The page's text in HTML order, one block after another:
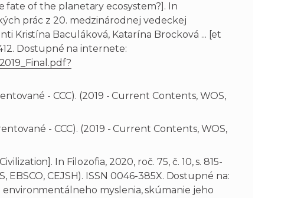
fate of the planetary ecosystem?]. In
prác z 20. medzinárodnej vedeckej
Kristína Baculáková, Katarína Brocková ... [et
Dostupné na internete:
- CCC). (2019 - Current Contents, WOS,
- CCC). (2019 - Current Contents, WOS,
In Filozofia, 2020, roč. 75, č. 10, s. 815-
EBSCO, CEJSH). ISSN 0046-385X. Dostupné na:
environmentálneho myslenia, skúmanie jeho